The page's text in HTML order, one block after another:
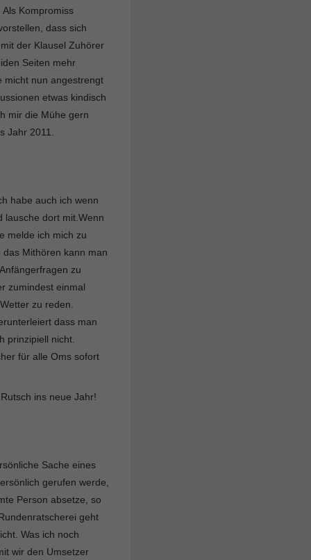
Kompromiss
dass sich
der Klausel Zuhörer
Seiten mehr
micht nun angestrengt
etwas kindisch
mir die Mühe gern
Jahr 2011.
habe auch ich wenn
lausche dort mit.Wenn
melde ich mich zu
Mithören kann man
zu
zumindest einmal
zu reden.
dass man
prinzipiell nicht.
für alle Oms sofort
ins neue Jahr!
Sache eines
gerufen werde,
Person absetze, so
geht
Was ich noch
wir den Umsetzer